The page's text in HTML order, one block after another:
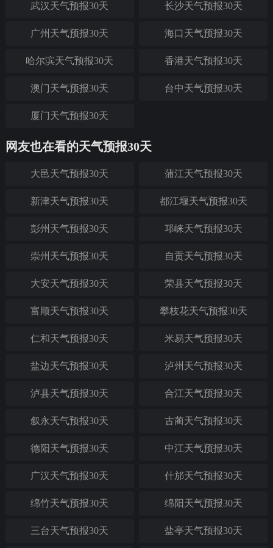
武汉天气预报30天 长沙天气预报30天
广州天气预报30天 海口天气预报30天
哈尔滨天气预报30天 香港天气预报30天
澳门天气预报30天 台中天气预报30天
厦门天气预报30天
网友也在看的天气预报30天
大邑天气预报30天 蒲江天气预报30天
新津天气预报30天 都江堰天气预报30天
彭州天气预报30天 邛崃天气预报30天
崇州天气预报30天 自贡天气预报30天
大安天气预报30天 荣县天气预报30天
富顺天气预报30天 攀枝花天气预报30天
仁和天气预报30天 米易天气预报30天
盐边天气预报30天 泸州天气预报30天
泸县天气预报30天 合江天气预报30天
叙永天气预报30天 古蔺天气预报30天
德阳天气预报30天 中江天气预报30天
广汉天气预报30天 什邡天气预报30天
绵竹天气预报30天 绵阳天气预报30天
三台天气预报30天 盐亭天气预报30天